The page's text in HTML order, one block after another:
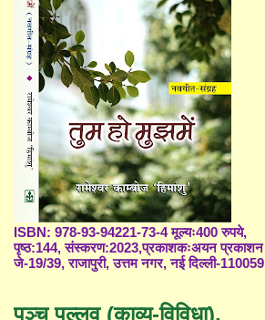
ISBN: 978-93-94221-73-4 मूल्यः400 रुपये,
पृष्ठ:144, संस्करण:2023,प्रकाशकःअयन प्रकाशन
जे-19/39, राजापुरी, उत्तम नगर, नई दिल्ली-110059
पञ्च पल्लव (काव्य-विविधा),